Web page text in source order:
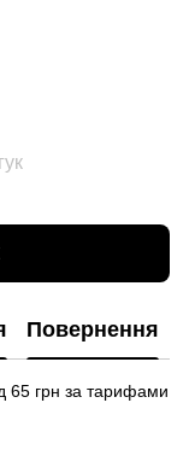
Повернення
65 грн за тарифами